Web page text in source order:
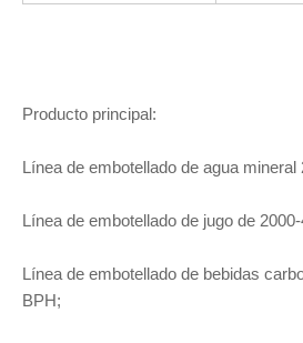
Producto principal:
Línea de embotellado de agua mineral
Línea de embotellado de jugo de
Línea de embotellado de bebidas
BPH;